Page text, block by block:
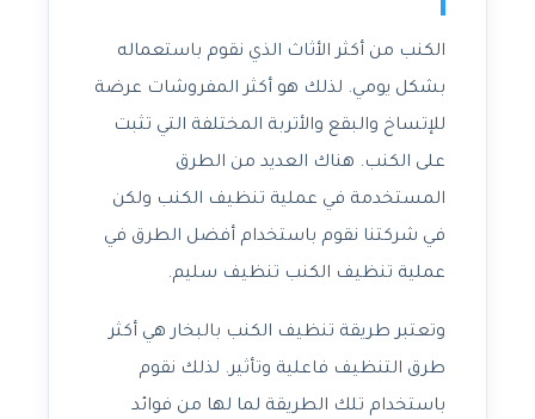
الكنب من أكثر الأثاث الذي نقوم باستعماله
بشكل يومي. لذلك هو أكثر المفروشات عرضة
للإتساخ والبقع والأتربة المختلفة التي تثبت
على الكنب. هناك العديد من الطرق
المستخدمة في عملية تنظيف الكنب ولكن
في شركتنا نقوم باستخدام أفضل الطرق في
عملية تنظيف الكنب تنظيف سليم.
وتعتبر طريقة تنظيف الكنب بالبخار هي أكثر
طرق التنظيف فاعلية وتأثير. لذلك نقوم
باستخدام تلك الطريقة لما لها من فوائد